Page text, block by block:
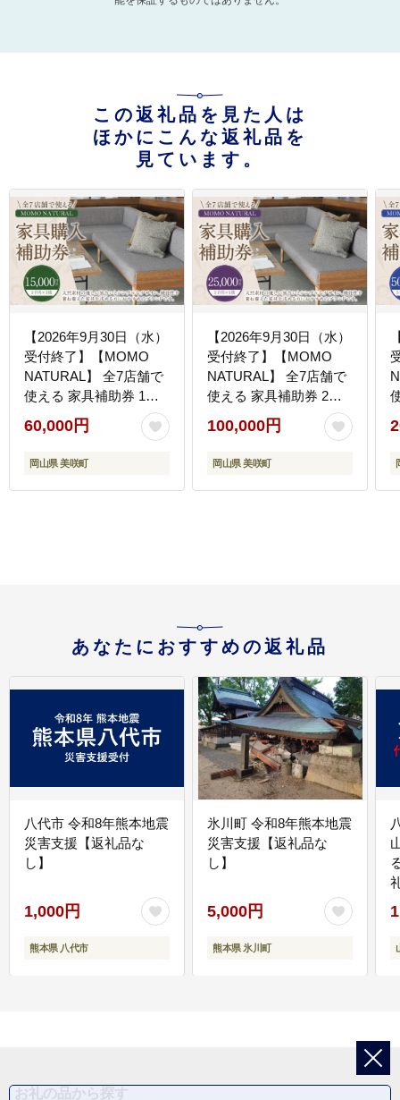
この返礼品を見た人は
ほかにこんな返礼品を
見ています。
【2026年9月30日（水）
受付終了】【MOMO
NATURAL】 全7店舗で
使える 家具補助券 1万
5,000円分 ／ チケット
補助券 金券 家具 日用品
雑貨 インテリア 新生活
テーブル 棚 収納 照明
60,000円
岡山県 美咲町
【2026年9月30日（水）
受付終了】【MOMO
NATURAL】 全7店舗で
使える 家具補助券 2万
5,000円分 ／ チケット
補助券 金券 家具 日用品
雑貨 インテリア 新生活
テーブル 棚 収納 照明
100,000円
岡山県 美咲町
あなたにおすすめの返礼品
八代市 令和8年熊本地震
災害支援【返礼品な
し】
1,000円
熊本県 八代市
氷川町 令和8年熊本地震
災害支援【返礼品な
し】
5,000円
熊本県 氷川町